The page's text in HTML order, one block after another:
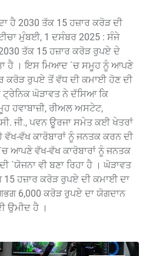
ਹੈ 2030 ਤੱਕ 15 ਹਜ਼ਾਰ ਕਰੋੜ ਦੀ
ਮੁੰਬਈ, 1 ਦਸੰਬਰ 2025 : ਸੰਜੇ
ਤੱਕ 15 ਹਜ਼ਾਰ ਕਰੋੜ ਰੁਪਏ ਦੇ
ਹੈ । ਇਸ ਮਿਆਦ `ਚ ਸਮੂਹ ਨੂੰ ਆਪਣੇ
ਕਰੋੜ ਰੁਪਏ ਤੋਂ ਵੱਧ ਦੀ ਕਮਾਈ ਹੋਣ ਦੀ
ਘੋੜਾਵਤ ਨੇ ਦੱਸਿਆ ਕਿ
ਹਵਾਬਾਜ਼ੀ, ਰੀਅਲ ਅਸਟੇਟ,
ਜੀ., ਪਵਨ ਊਰਜਾ ਸਮੇਤ ਕਈ ਖੇਤਰਾਂ
ਵੱਖ ਕਾਰੋਬਾਰਾਂ ਨੂੰ ਜਨਤਕ ਕਰਨ ਦੀ
ਆਪਣੇ ਵੱਖ-ਵੱਖ ਕਾਰੋਬਾਰਾਂ ਨੂੰ ਜਨਤਕ
ਵੀ ਬਣਾ ਰਿਹਾ ਹੈ । ਘੋੜਾਵਤ
ਹਜ਼ਾਰ ਕਰੋੜ ਰੁਪਏ ਦੀ ਕਮਾਈ ਦਾ
6,000 ਕਰੋੜ ਰੁਪਏ ਦਾ ਯੋਗਦਾਨ
ਉਮੀਦ ਹੈ ।